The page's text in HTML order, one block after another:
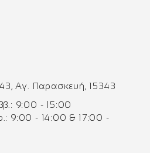
Αγ. Παρασκευή, 15343
9:00 - 15:00
9:00 - 14:00 & 17:00 -